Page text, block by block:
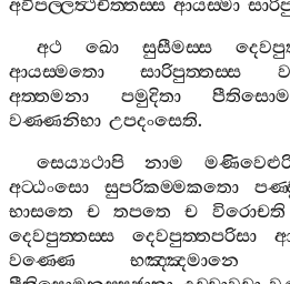
අවිපල‍්ලත්‍ථචිත‍්තස‍්ස ආයස‍්මා
අථ
ඛො සුසීමස‍්ස
ආයස‍්මතො
සාරිපුත‍්තස‍්ස
අත‍්තමනා
පමුදිතා
වණ‍්ණනිභා උපදංසෙති.
සෙය්‍යථාපි
නාම
අට‍්ඨංසො සුපරිකම‍්මකතො
භාසතෙ
ච තපතෙ ච විරොචති
දෙවපුත‍්තස‍්ස
දෙවපුත‍්තපරිසා
වණ‍්ණෙ
භඤ‍්ඤමානෙ